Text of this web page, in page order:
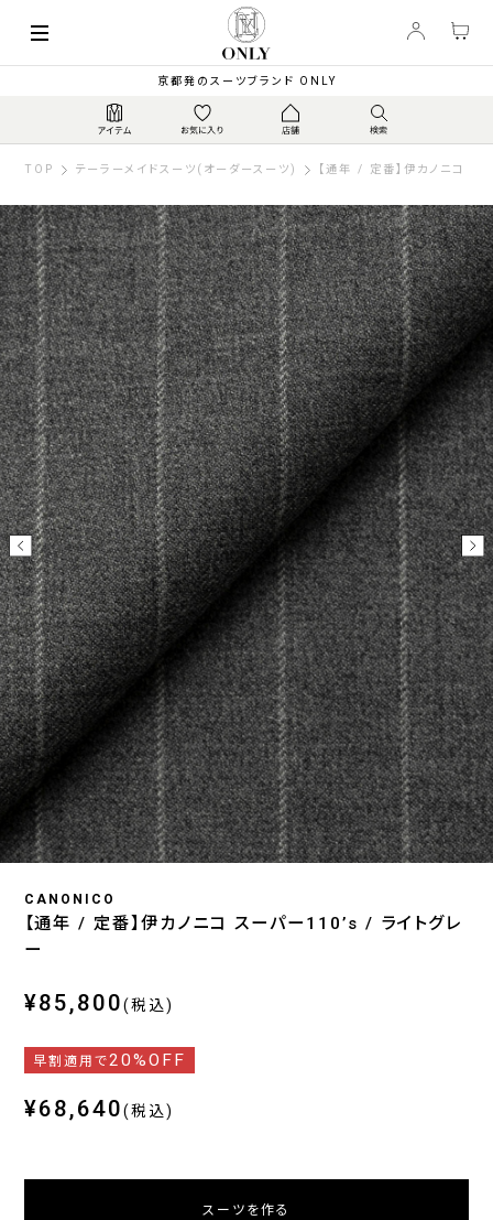
京都発のスーツブランド ONLY
TOP テーラーメイドスーツ(オーダースーツ) 【通年 / 定番】伊カノニコ
CANONICO
【通年 / 定番】伊カノニコ スーパー110’s / ライトグレ
ー
¥85,800(税込)
早割適用で20%OFF
¥68,640(税込)
スーツを作る